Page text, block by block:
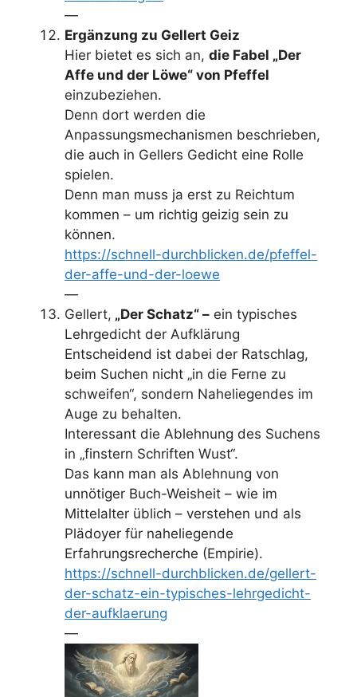
—
Ergänzung zu Gellert Geiz
Hier bietet es sich an, die Fabel „Der
Affe und der Löwe“ von Pfeffel
einzubeziehen.
Denn dort werden die
Anpassungsmechanismen beschrieben,
die auch in Gellers Gedicht eine Rolle
spielen.
Denn man muss ja erst zu Reichtum
kommen – um richtig geizig sein zu
können.
https://schnell-durchblicken.de/pfeffel-
der-affe-und-der-loewe
—
Gellert, „Der Schatz“ – ein typisches
Lehrgedicht der Aufklärung
Entscheidend ist dabei der Ratschlag,
beim Suchen nicht „in die Ferne zu
schweifen“, sondern Naheliegendes im
Auge zu behalten.
Interessant die Ablehnung des Suchens
in „finstern Schriften Wust“.
Das kann man als Ablehnung von
unnötiger Buch-Weisheit – wie im
Mittelalter üblich – verstehen und als
Plädoyer für naheliegende
Erfahrungsrecherche (Empirie).
https://schnell-durchblicken.de/gellert-
der-schatz-ein-typisches-lehrgedicht-
der-aufklaerung
—